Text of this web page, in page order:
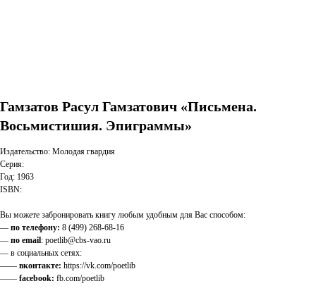
Гамзатов Расул Гамзатович «Письмена.
Восьмистишия. Эпиграммы»
Издательство: Молодая гвардия
Серия:
Год: 1963
ISBN:
Вы можете забронировать книгу любым удобным для Вас способом:
— по телефону: 8 (499) 268-68-16
— по email: poetlib@cbs-vao.ru
— в социальных сетях:
—— вконтакте: https://vk.com/poetlib
—— facebook: fb.com/poetlib